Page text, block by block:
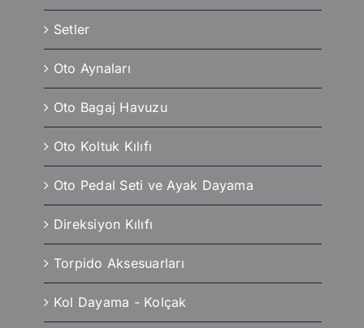
Setler
Oto Aynaları
Oto Bagaj Havuzu
Oto Koltuk Kılıfı
Oto Pedal Seti ve Ayak Dayama
Direksiyon Kılıfı
Torpido Aksesuarları
Kol Dayama - Kolçak